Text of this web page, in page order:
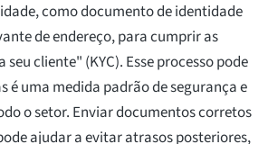
como documento de identidade
de endereço, para cumprir as
cliente" (KYC). Esse processo pode
é uma medida padrão de segurança e
o setor. Enviar documentos corretos
ajudar a evitar atrasos posteriores,